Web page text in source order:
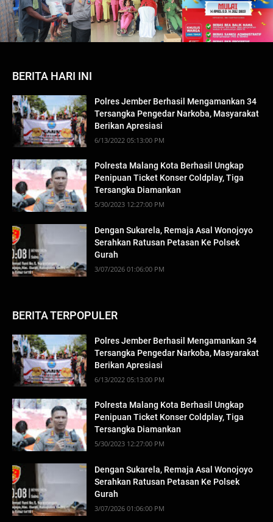
BERITA HARI INI
Polres Jember Berhasil Mengamankan 34
Tersangka Pengedar Narkoba, Masyarakat
Berikan Apresiasi
6/13/2022 05:13:00 PM
Polresta Malang Kota Berhasil Ungkap
Penipuan Ticket Konser Coldplay, Tiga
Tersangka Diamankan
5/30/2023 12:27:00 PM
Dengan Sukarela, Remaja Asal Wonojoyo
Serahkan Ratusan Petasan Ke Polsek
Gurah
3/07/2026 01:06:00 PM
BERITA TERPOPULER
Polres Jember Berhasil Mengamankan 34
Tersangka Pengedar Narkoba, Masyarakat
Berikan Apresiasi
6/13/2022 05:13:00 PM
Polresta Malang Kota Berhasil Ungkap
Penipuan Ticket Konser Coldplay, Tiga
Tersangka Diamankan
5/30/2023 12:27:00 PM
Dengan Sukarela, Remaja Asal Wonojoyo
Serahkan Ratusan Petasan Ke Polsek
Gurah
3/07/2026 01:06:00 PM